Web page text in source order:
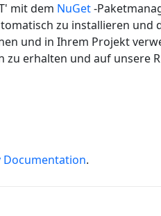
mit dem NuGet-
zu installieren und
und in Ihrem Projekt
erhalten und auf unsere
Documentation.